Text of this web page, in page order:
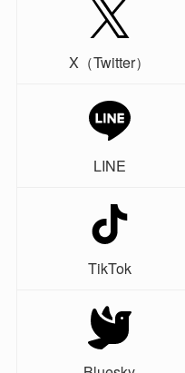
X（Twitter）
LINE
TikTok